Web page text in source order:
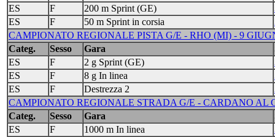
ES
F 200 m Sprint (GE)
ES
F 50 m Sprint in corsia
CAMPIONATO REGIONALE PISTA G/E - RHO (MI) - 9
Categ.
Sesso Gara
ES
F 2 g Sprint (GE)
ES
F 8 g In linea
ES
F Destrezza 2
CAMPIONATO REGIONALE STRADA G/E - CARDANO AL
Categ.
Sesso Gara
ES
F 1000 m In linea